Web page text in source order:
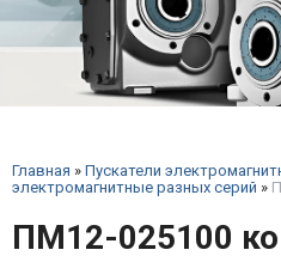
Главная » Пускатели
электромагнитные разных серий »
ПМ12-025100